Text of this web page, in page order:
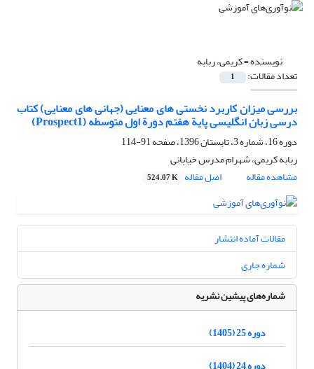
نویسنده =کریمی، ربابه
تعداد مقالات: 1
بررسی میزان کاربرد نخستی های معنایی (جهانی های معنایی) کتاب
درسی زبان انگلیسی پایة هفتم دورة اول متوسطه (Prospect1)
دوره 16، شماره 3، تابستان 1396، صفحه
91-114
ربابه کریمی، شهرام مدرس خیابانی
مشاهده مقاله
اصل مقاله 524.07 K
مقالات آماده انتشار
شماره جاری
شماره‌های پیشین نشریه
دوره 25 (1405)